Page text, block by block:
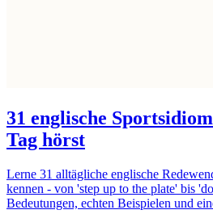
31 englische
Tag hörst
Lerne 31 alltägliche englische
kennen - von 'step up to the plate' bis
Bedeutungen, echten Beispielen und